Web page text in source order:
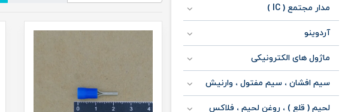
مدار مجتمع ( IC )
آردوینو
ماژول های الکترونیکی
سیم افشان ، سیم مفتول ، وارنیش
لحیم ( قلع ) ، روغن لحیم ، فلاکس